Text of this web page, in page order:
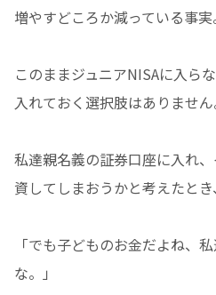
増やすどころか減っている事実
このままジュニアNISAに入ら
入れておく選択肢はありません
私達親名義の証券口座に入れ
資してしまおうかと考えたとき、
「でも子どものお金だよね、
な。」